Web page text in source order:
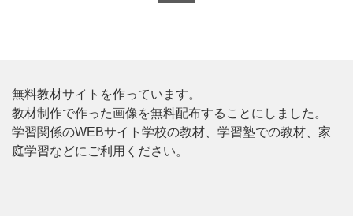
無料教材サイトを作っています。
教材制作で作った画像を無料配布することにしました。
学習関係のWEBサイト学校の教材、学習塾での教材、家
庭学習などにご利用ください。